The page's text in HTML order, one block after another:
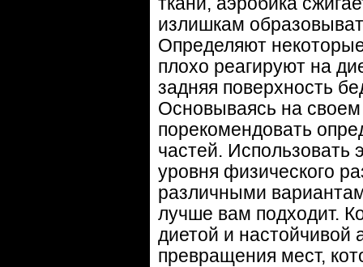
излишкам
Определяют
плохо реагируют на
задняя поверхность
Основываясь на
порекомендовать
частей. Использовать
уровня физического
различными
лучше вам подходит.
диетой и настойчивой
превращения мест,